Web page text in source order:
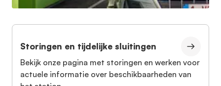
Storingen en tijdelijke sluitingen
Bekijk onze pagina met storingen en werken voor
actuele informatie over beschikbaarheden van